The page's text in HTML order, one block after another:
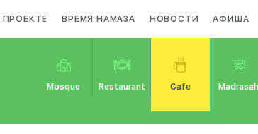
ПРОЕКТЕ ВРЕМЯ НАМАЗА НОВОСТИ АФИША
Mosque Restaurant Cafe Madrasah